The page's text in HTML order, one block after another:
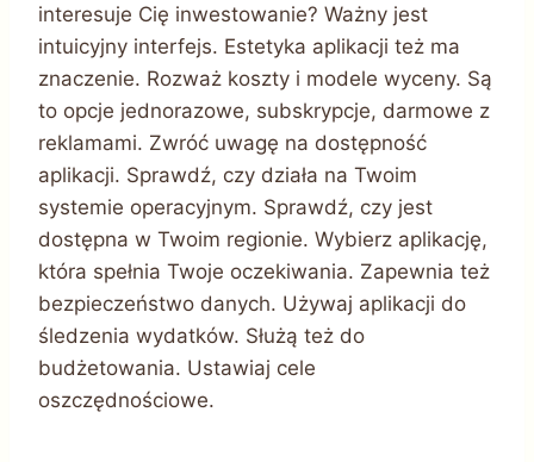
interesuje Cię inwestowanie? Ważny jest
intuicyjny interfejs. Estetyka aplikacji też ma
znaczenie. Rozważ koszty i modele wyceny. Są
to opcje jednorazowe, subskrypcje, darmowe z
reklamami. Zwróć uwagę na dostępność
aplikacji. Sprawdź, czy działa na Twoim
systemie operacyjnym. Sprawdź, czy jest
dostępna w Twoim regionie. Wybierz aplikację,
która spełnia Twoje oczekiwania. Zapewnia też
bezpieczeństwo danych. Używaj aplikacji do
śledzenia wydatków. Służą też do
budżetowania. Ustawiaj cele
oszczędnościowe.